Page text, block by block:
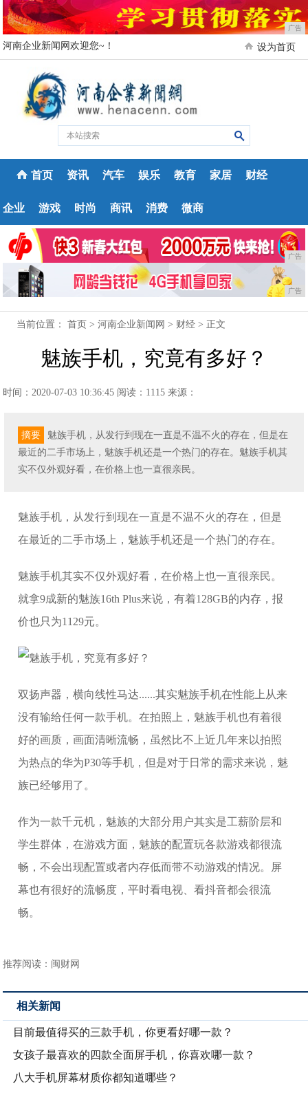
广告
河南企业新闻网欢迎您~！ 设为首页
首页 资讯 汽车 娱乐 教育 家居 财经
企业 游戏 时尚 商讯 消费 微商
广告
广告
当前位置：首页 >河南企业新闻网 > 财经 > 正文
魅族手机，究竟有多好？
时间：2020-07-03 10:36:45 阅读：1115 来源：
摘要
魅族手机，从发行到现在一直是不温不火的存在，但是在
最近的二手市场上，魅族手机还是一个热门的存在。魅族手机其
实不仅外观好看，在价格上也一直很亲民。
魅族手机，从发行到现在一直是不温不火的存在，但是
在最近的二手市场上，魅族手机还是一个热门的存在。
魅族手机其实不仅外观好看，在价格上也一直很亲民。
就拿9成新的魅族16th Plus来说，有着128GB的内存，报
价也只为1129元。
双扬声器，横向线性马达......其实魅族手机在性能上从来
没有输给任何一款手机。在拍照上，魅族手机也有着很
好的画质，画面清晰流畅，虽然比不上近几年来以拍照
为热点的华为P30等手机，但是对于日常的需求来说，魅
族已经够用了。
作为一款千元机，魅族的大部分用户其实是工薪阶层和
学生群体，在游戏方面，魅族的配置玩各款游戏都很流
畅，不会出现配置或者内存低而带不动游戏的情况。屏
幕也有很好的流畅度，平时看电视、看抖音都会很流
畅。
推荐阅读： 闽财网
相关新闻
目前最值得买的三款手机，你更看好哪一款？
女孩子最喜欢的四款全面屏手机，你喜欢哪一款？
八大手机屏幕材质你都知道哪些？